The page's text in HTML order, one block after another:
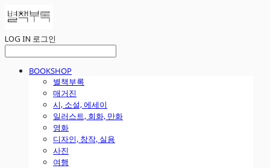
LOG IN 로그인
BOOKSHOP
별책부록
매거진
시, 소설, 에세이
일러스트, 회화, 만화
영화
디자인, 창작, 실용
사진
여행